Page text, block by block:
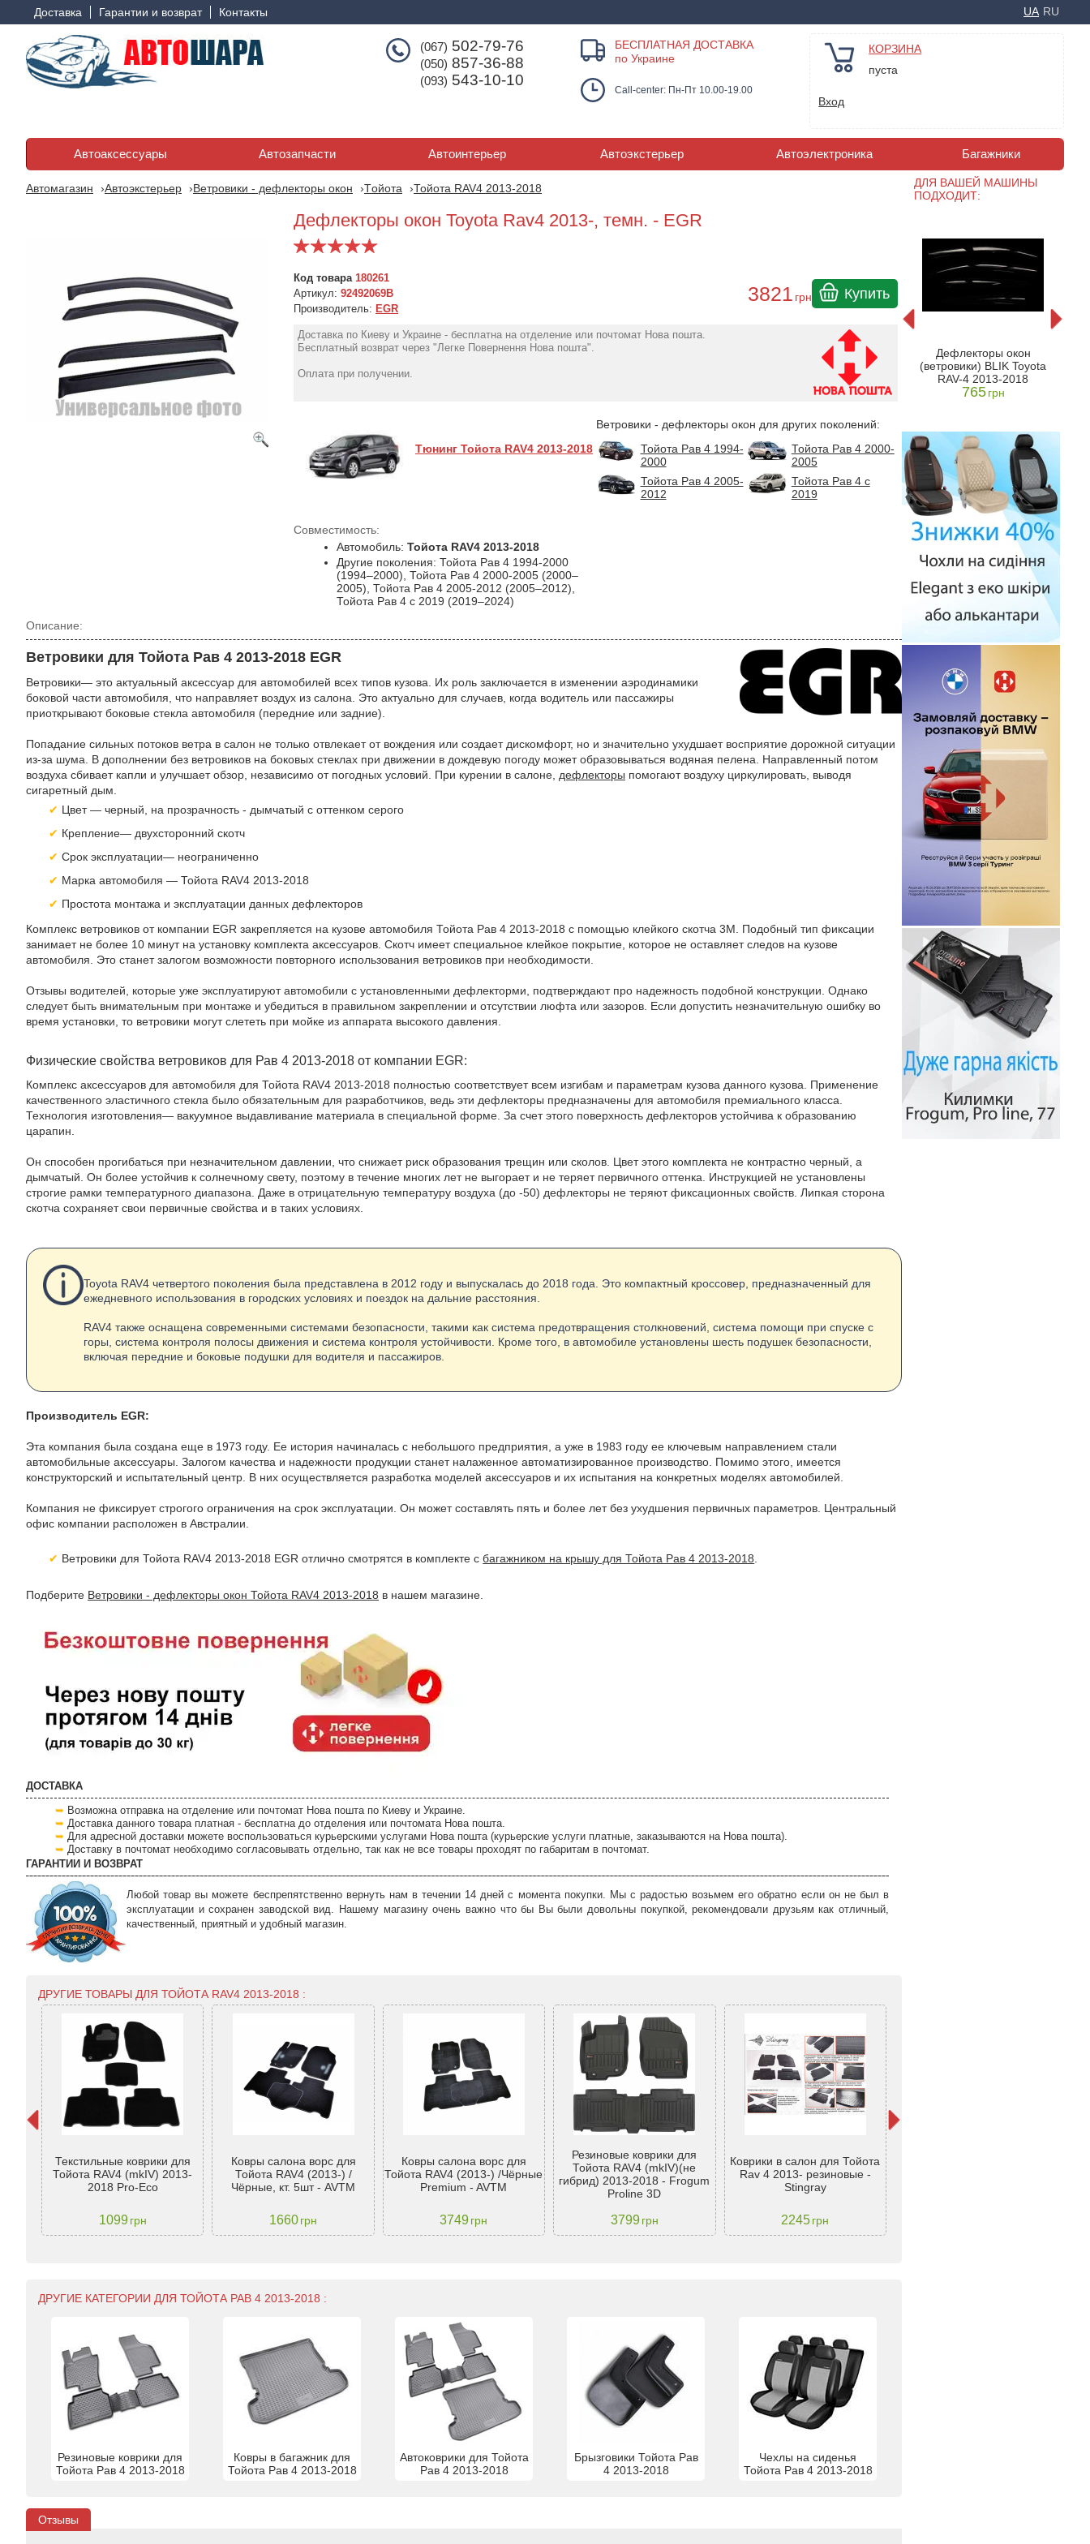
Доставка Гарантии и возврат Контакты UA RU
(067) 502-79-76
(050) 857-36-88
(093) 543-10-10
БЕСПЛАТНАЯ ДОСТАВКА
по Украине
Call-center: Пн-Пт 10.00-19.00
КОРЗИНА
пуста
Вход
Автоаксессуары Автозапчасти Автоинтерьер Автоэкстерьер Автоэлектроника Багажники
Автомагазин Автоэкстерьер Ветровики - дефлекторы окон Tойота Тойота RAV4 2013-2018
Дефлекторы окон Toyota Rav4 2013-, темн. - EGR
Код товара 180261
Артикул: 92492069B
Производитель: EGR
3821 грн Купить
Доставка по Киеву и Украине - бесплатна на отделение или почтомат Нова пошта.
Бесплатный возврат через "Легке Повернення Нова пошта".
Оплата при получении.
Тюнинг Тойота RAV4 2013-2018
Совместимость:
Автомобиль: Тойота RAV4 2013-2018
Другие поколения: Тойота Рав 4 1994-2000
(1994–2000), Тойота Рав 4 2000-2005 (2000–
2005), Тойота Рав 4 2005-2012 (2005–2012),
Тойота Рав 4 с 2019 (2019–2024)
Ветровики - дефлекторы окон для других поколений:
Тойота Рав 4 1994-
2000
Тойота Рав 4 2000-
2005
Тойота Рав 4 2005-
2012
Тойота Рав 4 с
2019
Описание:
Ветровики для Тойота Рав 4 2013-2018 EGR
Ветровики— это актуальный аксессуар для автомобилей всех типов кузова. Их роль заключается в изменении аэродинамики
боковой части автомобиля, что направляет воздух из салона. Это актуально для случаев, когда водитель или пассажиры
приоткрывают боковые стекла автомобиля (передние или задние).
Попадание сильных потоков ветра в салон не только отвлекает от вождения или создает дискомфорт, но и значительно ухудшает восприятие дорожной ситуации
из-за шума. В дополнении без ветровиков на боковых стеклах при движении в дождевую погоду может образовываться водяная пелена. Направленный потом
воздуха сбивает капли и улучшает обзор, независимо от погодных условий. При курении в салоне, дефлекторы помогают воздуху циркулировать, выводя
сигаретный дым.
Цвет — черный, на прозрачность - дымчатый с оттенком серого
Крепление— двухсторонний скотч
Срок эксплуатации— неограниченно
Марка автомобиля — Тойота RAV4 2013-2018
Простота монтажа и эксплуатации данных дефлекторов
Комплекс ветровиков от компании EGR закрепляется на кузове автомобиля Тойота Рав 4 2013-2018 с помощью клейкого скотча 3М. Подобный тип фиксации
занимает не более 10 минут на установку комплекта аксессуаров. Скотч имеет специальное клейкое покрытие, которое не оставляет следов на кузове
автомобиля. Это станет залогом возможности повторного использования ветровиков при необходимости.
Отзывы водителей, которые уже эксплуатируют автомобили с установленными дефлекторми, подтверждают про надежность подобной конструкции. Однако
следует быть внимательным при монтаже и убедиться в правильном закреплении и отсутствии люфта или зазоров. Если допустить незначительную ошибку во
время установки, то ветровики могут слететь при мойке из аппарата высокого давления.
Физические свойства ветровиков для Рав 4 2013-2018 от компании EGR:
Комплекс аксессуаров для автомобиля для Тойота RAV4 2013-2018 полностью соответствует всем изгибам и параметрам кузова данного кузова. Применение
качественного эластичного стекла было обязательным для разработчиков, ведь эти дефлекторы предназначены для автомобиля премиального класса.
Технология изготовления— вакуумное выдавливание материала в специальной форме. За счет этого поверхность дефлекторов устойчива к образованию
царапин.
Он способен прогибаться при незначительном давлении, что снижает риск образования трещин или сколов. Цвет этого комплекта не контрастно черный, а
дымчатый. Он более устойчив к солнечному свету, поэтому в течение многих лет не выгорает и не теряет первичного оттенка. Инструкцией не установлены
строгие рамки температурного диапазона. Даже в отрицательную температуру воздуха (до -50) дефлекторы не теряют фиксационных свойств. Липкая сторона
скотча сохраняет свои первичные свойства и в таких условиях.
Toyota RAV4 четвертого поколения была представлена в 2012 году и выпускалась до 2018 года. Это компактный кроссовер, предназначенный для
ежедневного использования в городских условиях и поездок на дальние расстояния.
RAV4 также оснащена современными системами безопасности, такими как система предотвращения столкновений, система помощи при спуске с
горы, система контроля полосы движения и система контроля устойчивости. Кроме того, в автомобиле установлены шесть подушек безопасности,
включая передние и боковые подушки для водителя и пассажиров.
Производитель EGR:
Эта компания была создана еще в 1973 году. Ее история начиналась с небольшого предприятия, а уже в 1983 году ее ключевым направлением стали
автомобильные аксессуары. Залогом качества и надежности продукции станет налаженное автоматизированное производство. Помимо этого, имеется
конструкторский и испытательный центр. В них осуществляется разработка моделей аксессуаров и их испытания на конкретных моделях автомобилей.
Компания не фиксирует строгого ограничения на срок эксплуатации. Он может составлять пять и более лет без ухудшения первичных параметров. Центральный
офис компании расположен в Австралии.
Ветровики для Тойота RAV4 2013-2018 EGR отлично смотрятся в комплекте сбагажником на крышу для Тойота Рав 4 2013-2018
Подберите Ветровики - дефлекторы окон Тойота RAV4 2013-2018 в нашем магазине.
ДОСТАВКА
Возможна отправка на отделение или почтомат Нова пошта по Киеву и Украине.
Доставка данного товара платная - бесплатна до отделения или почтомата Нова пошта.
Для адресной доставки можете воспользоваться курьерскими услугами Нова пошта (курьерские услуги платные, заказываются на Нова пошта).
Доставку в почтомат необходимо согласовывать отдельно, так как не все товары проходят по габаритам в почтомат.
ГАРАНТИИ И ВОЗВРАТ
Любой товар вы можете беспрепятственно вернуть нам в течении 14 дней с момента покупки. Мы с радостью возьмем его обратно если он не был в
эксплуатации и сохранен заводской вид. Нашему магазину очень важно что бы Вы были довольны покупкой, рекомендовали друзьям как отличный,
качественный, приятный и удобный магазин.
ДРУГИЕ ТОВАРЫ ДЛЯ ТОЙОТА RAV4 2013-2018 :
Текстильные коврики для
Тойота RAV4 (mkIV) 2013-
2018 Pro-Eco
1099 грн
Ковры салона ворс для
Тойота RAV4 (2013-) /
Чёрные, кт. 5шт - AVTM
1660грн
Ковры салона ворс для
Тойота RAV4 (2013-) /Чёрные
Premium - AVTM
3749грн
Резиновые коврики для
Тойота RAV4 (mkIV)(не
гибрид) 2013-2018 - Frogum
Proline 3D
3799грн
Коврики в салон для Тойота
Rav 4 2013- резиновые -
Stingray
2245грн
ДРУГИЕ КАТЕГОРИИ ДЛЯ ТОЙОТА РАВ 4 2013-2018 :
Резиновые коврики для
Тойота Рав 4 2013-2018
Ковры в багажник для
Тойота Рав 4 2013-2018
Автоковрики для Тойота
Рав 4 2013-2018
Брызговики Тойота Рав
4 2013-2018
Чехлы на сиденья
Тойота Рав 4 2013-2018
Отзывы
ДЛЯ ВАШЕЙ МАШИНЫ
ПОДХОДИТ:
Дефлекторы окон
(ветровики) Toyota RAV-
Дефлекторы окон для
Дефлекторы окон
Toyota Rav4 IV 5d 2013-
- AVTM
1186грн
Дефлекторы окон
(ветровики) BLIK Toyota
RAV-4 2013-2018
765 грн